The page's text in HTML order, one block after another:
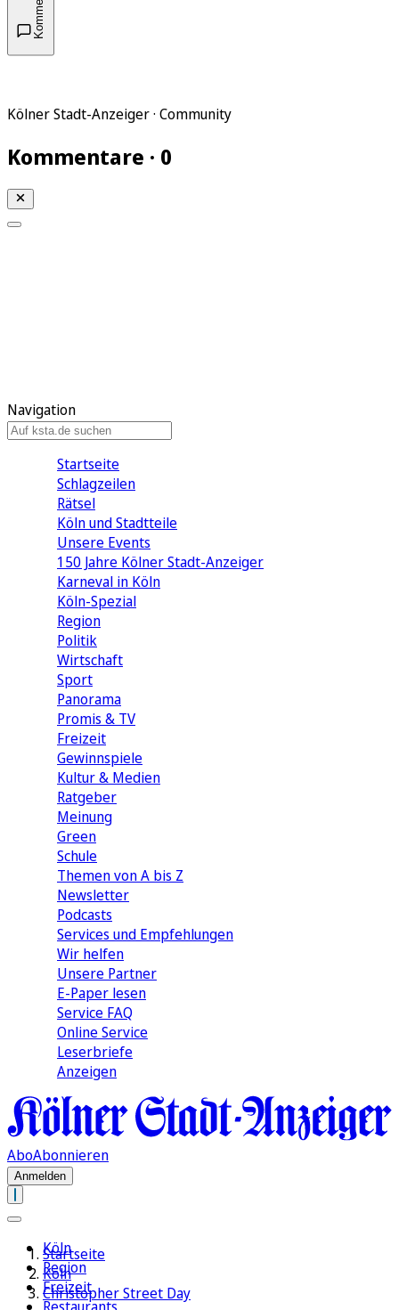
Kölner Stadt-Anzeiger · Community
Kommentare · 0
Navigation
Startseite
Schlagzeilen
Rätsel
Köln und Stadtteile
Unsere Events
150 Jahre Kölner Stadt-Anzeiger
Karneval in Köln
Köln-Spezial
Region
Politik
Wirtschaft
Sport
Panorama
Promis & TV
Freizeit
Gewinnspiele
Kultur & Medien
Ratgeber
Meinung
Green
Schule
Themen von A bis Z
Newsletter
Podcasts
Services und Empfehlungen
Wir helfen
Unsere Partner
E-Paper lesen
Service FAQ
Online Service
Leserbriefe
Anzeigen
AboAbonnieren
Anmelden
Köln
Region
Freizeit
Startseite
Köln
Christopher Street Day